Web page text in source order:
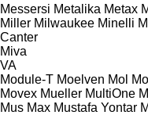
Messersi Metalika Metax
Miller Milwaukee Minelli
Canter
Miva
VA
Module-T Moelven Mol
Movex Mueller MultiOne
Mus Max Mustafa Yontar